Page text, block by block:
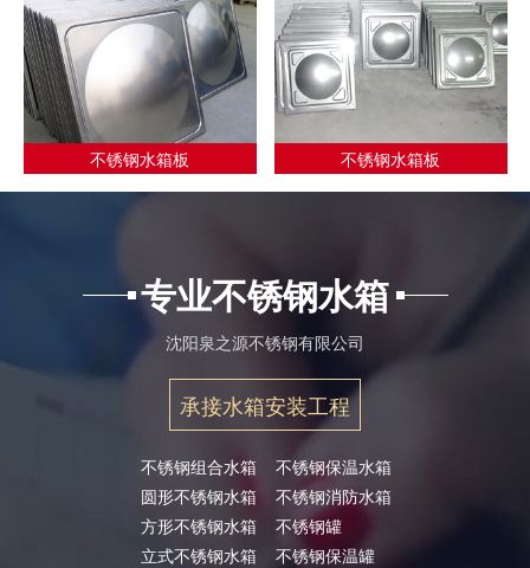
不锈钢水箱板 不锈钢水箱板
专业不锈钢水箱
沈阳泉之源不锈钢有限公司
承接水箱安装工程
不锈钢组合水箱
圆形不锈钢水箱
方形不锈钢水箱
立式不锈钢水箱
不锈钢保温水箱
不锈钢消防水箱
不锈钢罐
不锈钢保温罐